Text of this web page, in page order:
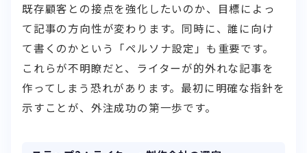
既存顧客との接点を強化したいのか、目標によっ
て記事の方向性が変わります。同時に、誰に向け
て書くのかという「ペルソナ設定」も重要です。
これらが不明瞭だと、ライターが的外れな記事を
作ってしまう恐れがあります。最初に明確な指針を
示すことが、外注成功の第一歩です。